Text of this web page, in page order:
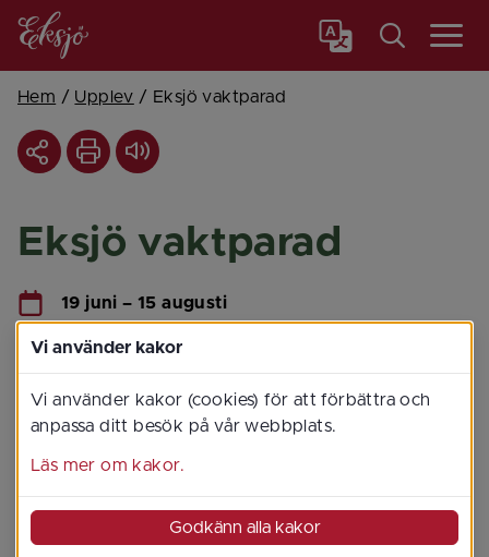
Meny
Hem / Upplev / Eksjö vaktparad
Eksjö vaktparad
19 juni – 15 augusti
Klockan 11.30 – 12.30
Stora torget
Vi använder kakor
Vi använder kakor (cookies) för att förbättra och
anpassa ditt besök på vår webbplats.
Läs mer om kakor.
Godkänn alla kakor